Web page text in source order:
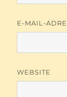
E-MAIL-
WEBSITE